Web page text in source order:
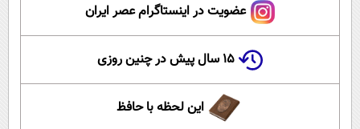
عضویت در اینستاگرام عصر ایران
۱۵ سال پیش در چنین روزی
این لحظه با حافظ